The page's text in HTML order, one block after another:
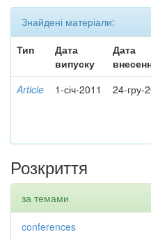
Знайдені матеріали:
Тип
Дата
випуску
Дата
Article 1-січ-2011 24-гру-
Розкриття
за темами
conferences